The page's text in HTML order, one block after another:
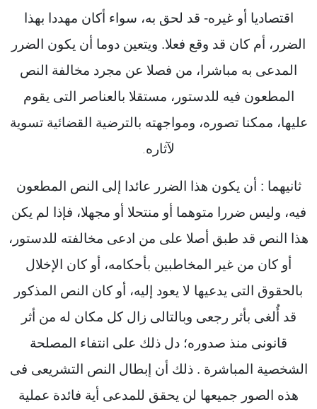
اقتصاديا أو غيره- قد لحق به، سواء أكان مهددا بهذا
الضرر، أم كان قد وقع فعلا. ويتعين دوما أن يكون الضرر
المدعى به مباشرا، من فصلا عن مجرد مخالفة النص
المطعون فيه للدستور، مستقلا بالعناصر التى يقوم
عليها، ممكنا تصوره، ومواجهته بالترضية القضائية تسوية
لآثاره.
ثانيهما : أن يكون هذا الضرر عائدا إلى النص المطعون
فيه، وليس ضررا متوهما أو منتحلا أو مجهلا، فإذا لم يكن
هذا النص قد طبق أصلا على من ادعى مخالفته للدستور،
أو كان من غير المخاطبين بأحكامه، أو كان الإخلال
بالحقوق التى يدعيها لا يعود إليه، أو كان النص المذكور
قد أُلغى بأثر رجعى وبالتالى زال كل مكان له من أثر
قانونى منذ صدوره؛ دل ذلك على انتفاء المصلحة
الشخصية المباشرة . ذلك أن إبطال النص التشريعى فى
هذه الصور جميعها لن يحقق للمدعى أية فائدة عملية